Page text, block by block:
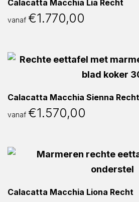
Calacatta Macchia Lia Recht
vanaf €1.770,00
Calacatta Macchia Sienna Recht
vanaf €1.570,00
Calacatta Macchia Liona Recht